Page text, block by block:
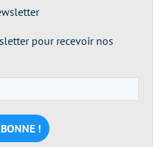
pour recevoir nos
e-
mail
*